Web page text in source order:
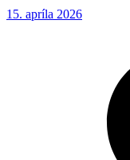
15. apríla 2026